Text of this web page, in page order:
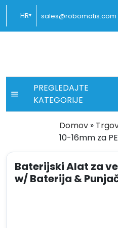
Preskoči
sadržaj
HR▾ sales@robomatis.com
Battery Strapping Tools
PREGLEDAJTE
KATEGORIJE
Domov »
10-16mm za
Baterijski Alat za
w/ Baterija &